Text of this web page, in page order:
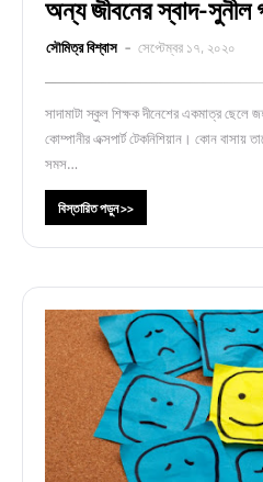
অন্য জীবনের স্বাদ-সুনীল
সৌমিত্র বিশ্বাস সেপ্টেম্বর ১৭, ২০২০
সাদামাটা স্কুল শিক্ষক দীনেশের একমাত্র ছেলে
কোম্পানীর এক্সপার্ট টেকনিশিয়ান। কোন বাসায়
সমস…
বিস্তারিত পড়ুন >>